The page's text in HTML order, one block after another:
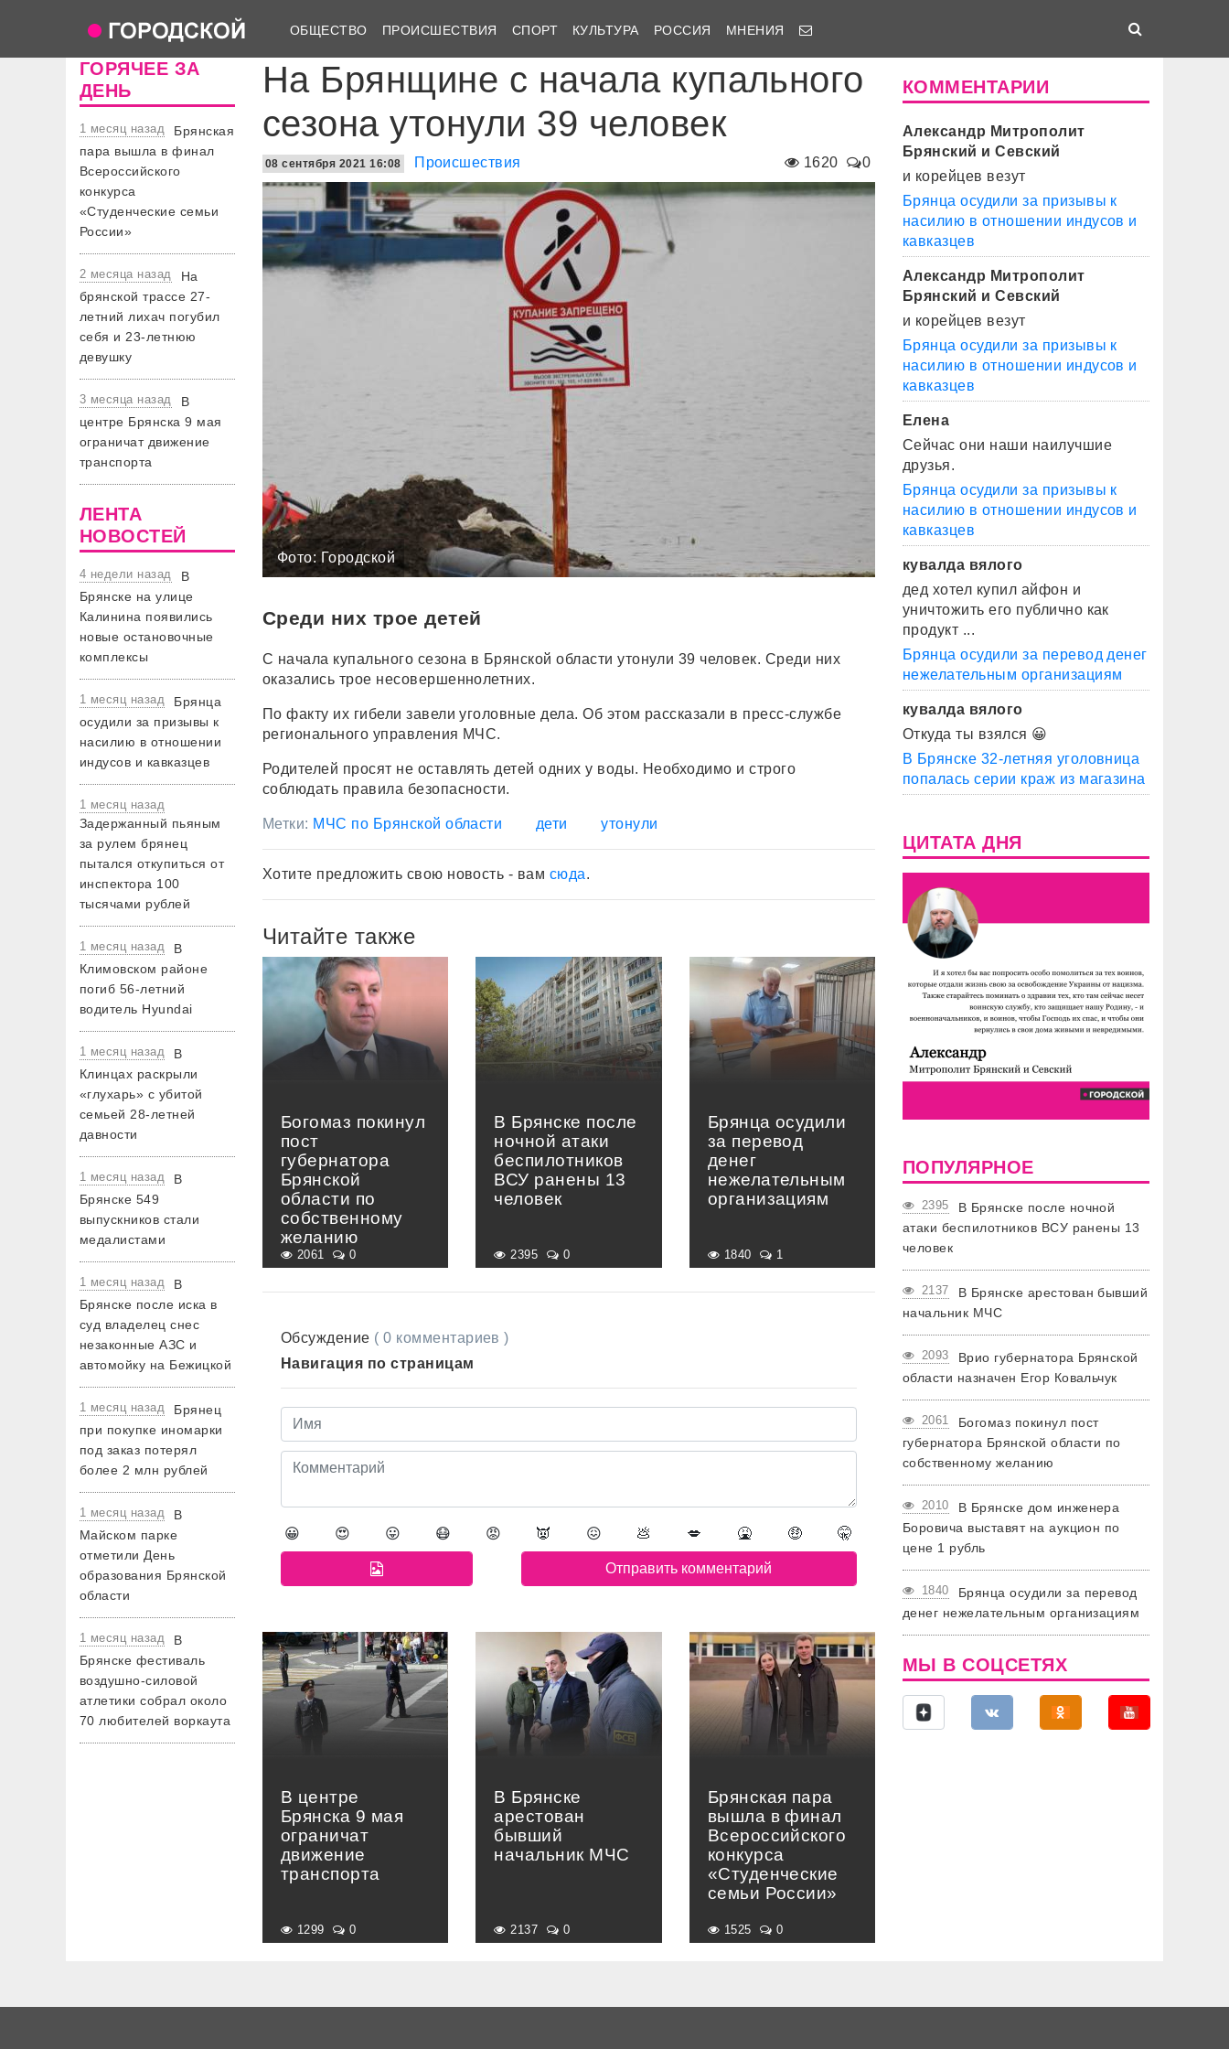
ОБЩЕСТВО ПРОИСШЕСТВИЯ СПОРТ КУЛЬТУРА РОССИЯ МНЕНИЯ
ГОРЯЧЕЕ ЗА
ДЕНЬ
1 месяц назад
Брянская
пара вышла в финал
Всероссийского
конкурса
«Студенческие семьи
России»
2 месяца назад
На
брянской трассе 27-
летний лихач погубил
себя и 23-летнюю
девушку
3 месяца назад
В
центре Брянска 9 мая
ограничат движение
транспорта
ЛЕНТА
НОВОСТЕЙ
4 недели назад
В
Брянске на улице
Калинина появились
новые остановочные
комплексы
1 месяц назад
Брянца
осудили за призывы к
насилию в отношении
индусов и кавказцев
1 месяц назад
Задержанный пьяным
за рулем брянец
пытался откупиться от
инспектора 100
тысячами рублей
1 месяц назад
В
Климовском районе
погиб 56-летний
водитель Hyundai
1 месяц назад
В
Клинцах раскрыли
«глухарь» с убитой
семьей 28-летней
давности
1 месяц назад
В
Брянске 549
выпускников стали
медалистами
1 месяц назад
В
Брянске после иска в
суд владелец снес
незаконные АЗС и
автомойку на Бежицкой
1 месяц назад
Брянец
при покупке иномарки
под заказ потерял
более 2 млн рублей
1 месяц назад
В
Майском парке
отметили День
образования Брянской
области
1 месяц назад
В
Брянске фестиваль
воздушно-силовой
атлетики собрал около
70 любителей воркаута
На Брянщине с начала купального
сезона утонули 39 человек
1620 0
08 сентября 2021 16:08 Происшествия
Фото: Городской
Среди них трое детей
С начала купального сезона в Брянской области утонули 39 человек. Среди них
оказались трое несовершеннолетних.
По факту их гибели завели уголовные дела. Об этом рассказали в пресс-службе
регионального управления МЧС.
Родителей просят не оставлять детей одних у воды. Необходимо и строго
соблюдать правила безопасности.
Метки: МЧС по Брянской области дети утонули
Хотите предложить свою новость - вам сюда.
Читайте также
Богомаз покинул
пост
губернатора
Брянской
области по
собственному
желанию
2061 0
В Брянске после
ночной атаки
беспилотников
ВСУ ранены 13
человек
2395 0
Брянца осудили
за перевод
денег
нежелательным
организациям
1840 1
Обсуждение ( 0 комментариев )
Навигация по страницам
😀 😍 😛 😷 😡 👿 😖 💩 💋 🤮 🤑 🤫
В центре
Брянска 9 мая
ограничат
движение
транспорта
1299 0
В Брянске
арестован
бывший
начальник МЧС
2137 0
Брянская пара
вышла в финал
Всероссийского
конкурса
«Студенческие
семьи России»
1525 0
КОММЕНТАРИИ
Александр Митрополит
Брянский и Севский
и корейцев везут
Брянца осудили за призывы к
насилию в отношении индусов и
кавказцев
Александр Митрополит
Брянский и Севский
и корейцев везут
Брянца осудили за призывы к
насилию в отношении индусов и
кавказцев
Елена
Сейчас они наши наилучшие
друзья.
Брянца осудили за призывы к
насилию в отношении индусов и
кавказцев
кувалда вялого
дед хотел купил айфон и
уничтожить его публично как
продукт ...
Брянца осудили за перевод денег
нежелательным организациям
кувалда вялого
Откуда ты взялся 😀
В Брянске 32-летняя уголовница
попалась серии краж из магазина
ЦИТАТА ДНЯ
ПОПУЛЯРНОЕ
2395
В Брянске после ночной
атаки беспилотников ВСУ ранены 13
человек
2137
В Брянске арестован бывший
начальник МЧС
2093
Врио губернатора Брянской
области назначен Егор Ковальчук
2061
Богомаз покинул пост
губернатора Брянской области по
собственному желанию
2010
В Брянске дом инженера
Боровича выставят на аукцион по
цене 1 рубль
1840
Брянца осудили за перевод
денег нежелательным организациям
МЫ В СОЦСЕТЯХ